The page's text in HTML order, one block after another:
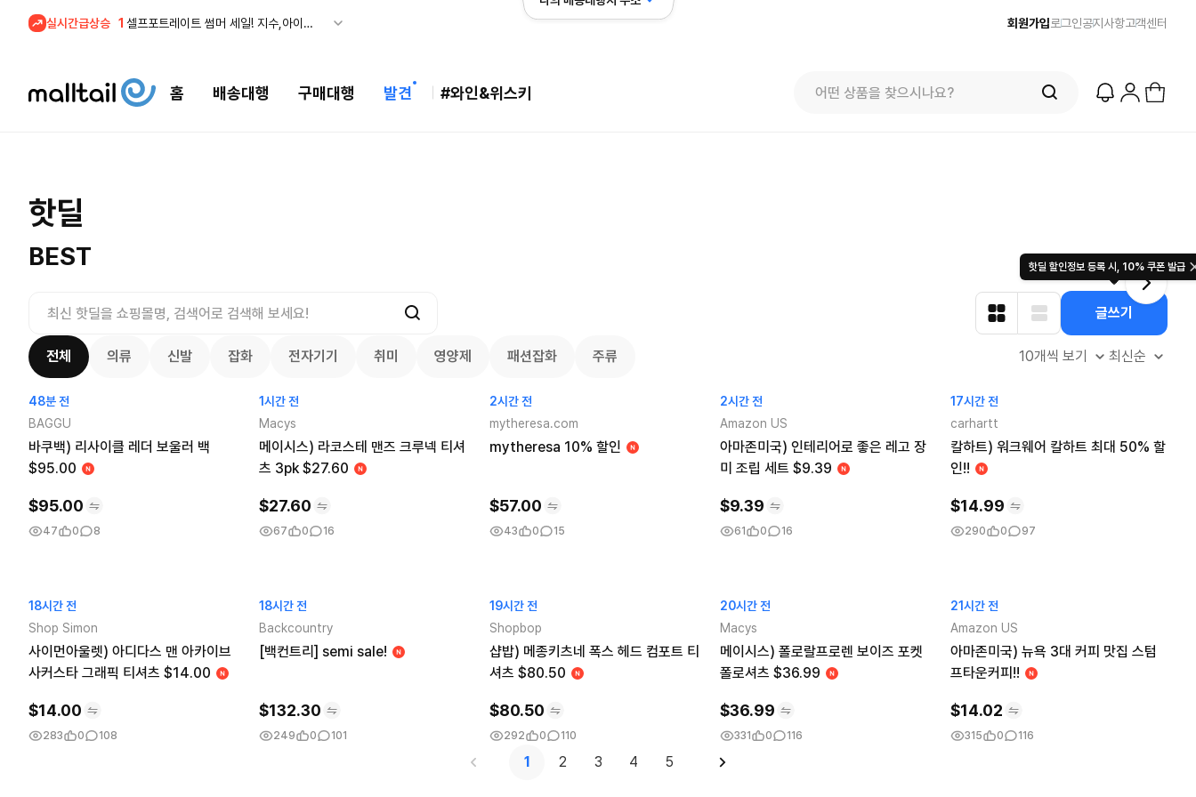
실시간급상승 1
셀프포트레이트 썸머 세일! 지수,아이유 착용 + 관세내 특가 회원가입로그인공지사항고객센터
홈 배송대행 구매대행 발견 #와인&위스키
핫딜
BEST
착용 + 관세내 특가
$200.00
핫딜 할인정보 등록 시, 10% 쿠폰 발급
글쓰기
전체 의류 신발 잡화 전자기기 취미 영양제 패션잡화 주류 10개씩 보기 최신순
48분 전
BAGGU
바쿠백) 리사이클 레더 보울러 백
$95.00
$95.00
47 0 8
1시간 전
Macys
메이시스) 라코스테 맨즈 크루넥 티셔
츠 3pk $27.60
$27.60
67 0 16
2시간 전
mytheresa.com
mytheresa 10% 할인
$57.00
43 0 15
2시간 전
Amazon US
아마존미국) 인테리어로 좋은 레고 장
미 조립 세트 $9.39
$9.39
61 0 16
17시간 전
carhartt
칼하트) 워크웨어 칼하트 최대 50% 할
인!!
$14.99
290 0 97
18시간 전
Shop Simon
사이먼아울렛) 아디다스 맨 아카이브
사커스타 그래픽 티셔츠 $14.00
$14.00
283 0 108
18시간 전
Backcountry
[백컨트리] semi sale!
$132.30
249 0 101
19시간 전
Shopbop
샵밥) 메종키츠네 폭스 헤드 컴포트 티
셔츠 $80.50
$80.50
292 0 110
20시간 전
Macys
메이시스) 폴로랄프로렌 보이즈 포켓
폴로셔츠 $36.99
$36.99
331 0 116
21시간 전
Amazon US
아마존미국) 뉴욕 3대 커피 맛집 스텀
프타운커피!!
$14.02
315 0 116
1 2 3 4 5